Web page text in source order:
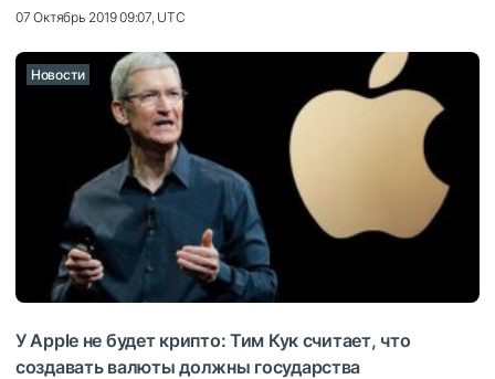
07 Октябрь 2019 09:07, UTC
Новости
У Apple не будет крипто: Тим Кук считает, что
создавать валюты должны государства